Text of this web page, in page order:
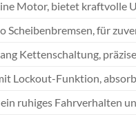
Motor, bietet kraftvolle
Scheibenbremsen, für
Kettenschaltung,
Lockout-Funktion,
ruhiges Fahrverhalten